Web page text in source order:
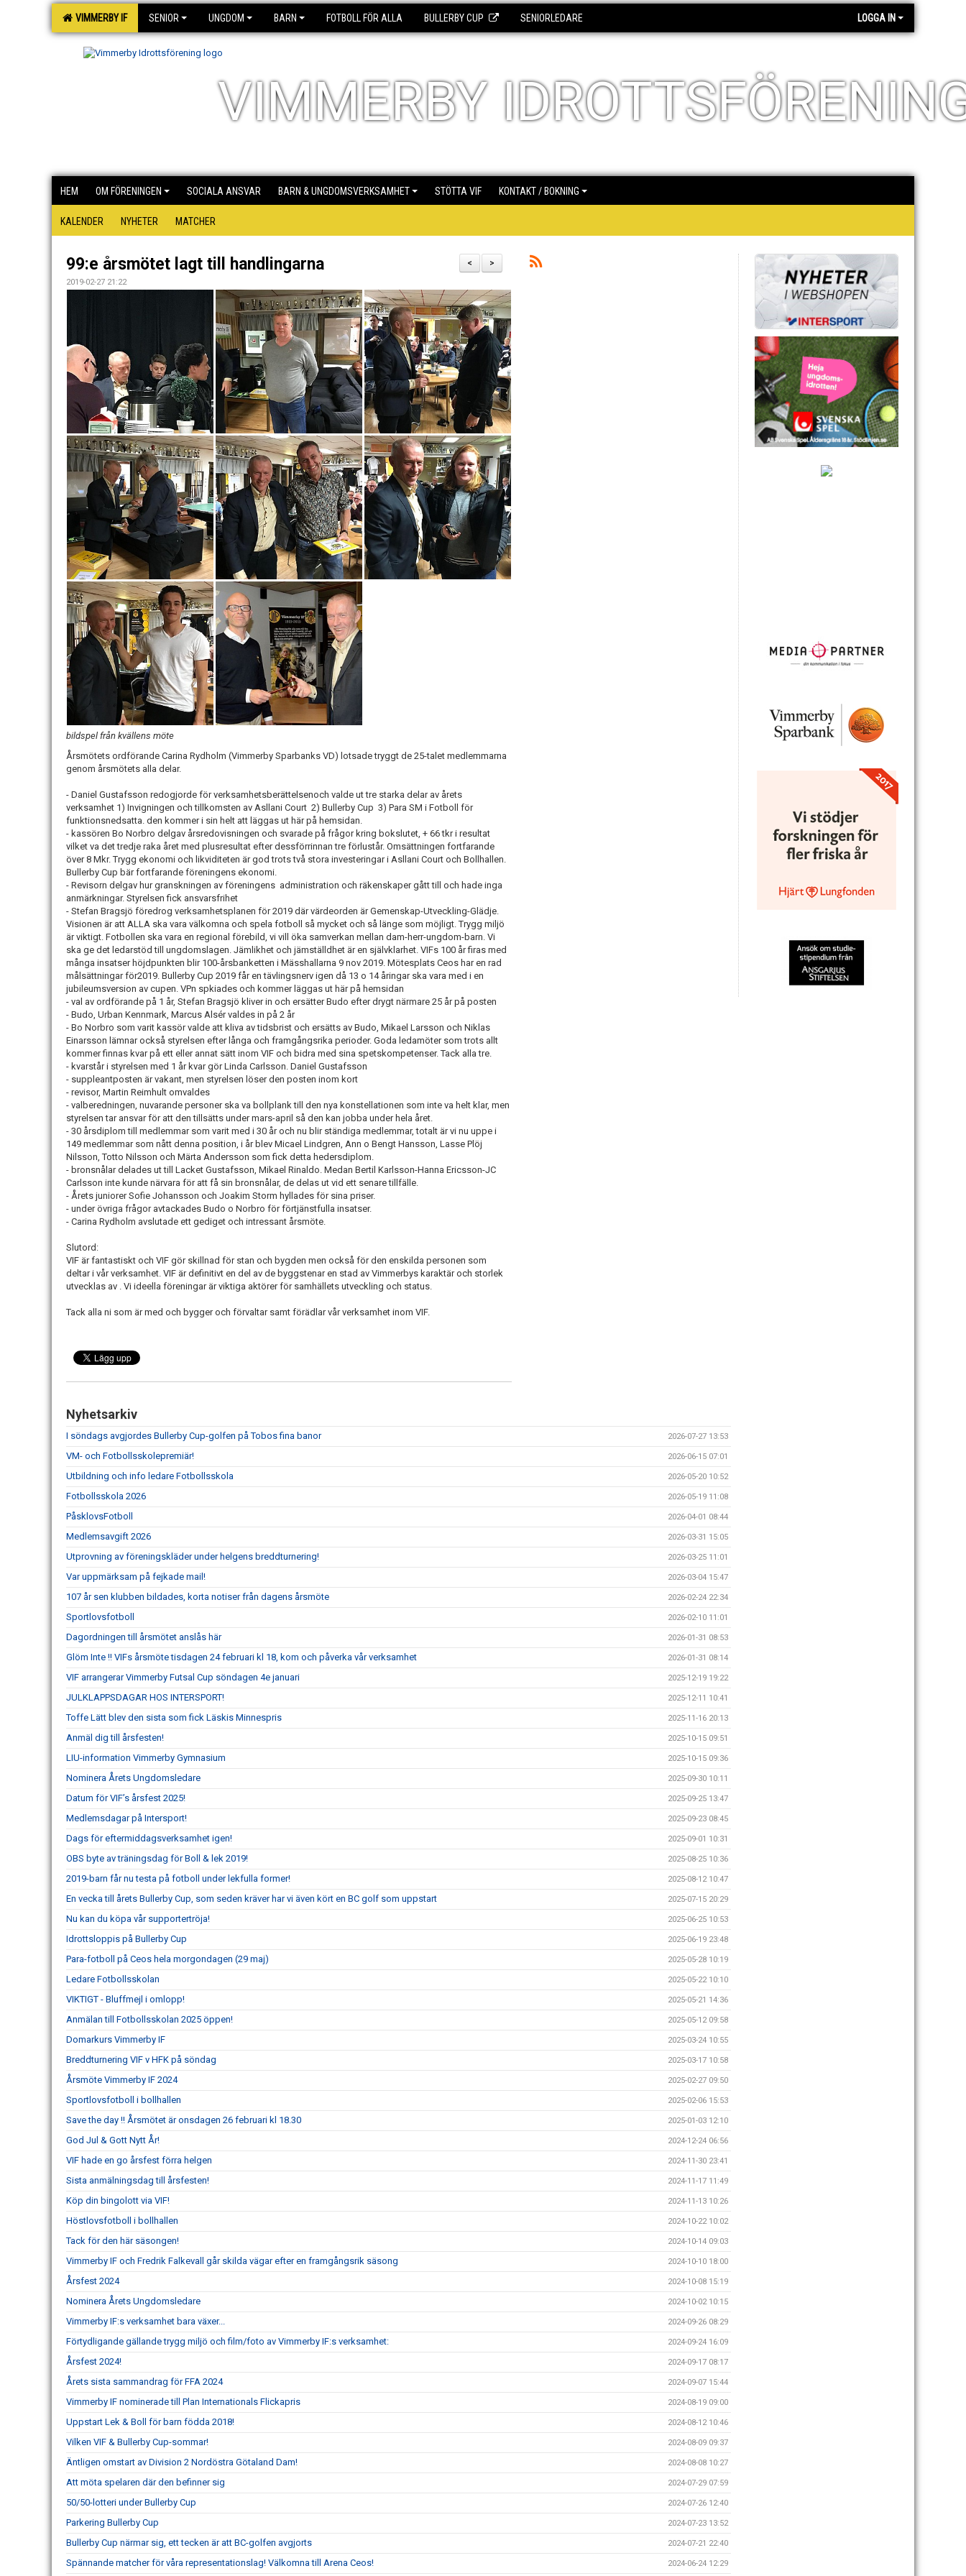
VIMMERBY IF SENIOR UNGDOM BARN FOTBOLL FÖR ALLA BULLERBY CUP SENIORLEDARE LOGGA IN
VIMMERBY
HEM OM FÖRENINGEN SOCIALA ANSVAR BARN & UNGDOMSVERKSAMHET STÖTTA VIF KONTAKT / BOKNING
KALENDER NYHETER MATCHER
>
<
99:e årsmötet lagt till handlingarna
2019-02-27 21:22
bildspel från kvällens möte
Årsmötets ordförande Carina Rydholm (Vimmerby Sparbanks VD) lotsade tryggt de 25-talet medlemmarna
genom årsmötets alla delar.
- Daniel Gustafsson redogjorde för verksamhetsberättelsenoch valde ut tre starka delar av årets
verksamhet 1) Invigningen och tillkomsten av Asllani Court 2) Bullerby Cup 3) Para SM i Fotboll för
funktionsnedsatta. den kommer i sin helt att läggas ut här på hemsidan.
- kassören Bo Norbro delgav årsredovisningen och svarade på frågor kring bokslutet, + 66 tkr i resultat
vilket va det tredje raka året med plusresultat efter dessförrinnan tre förlustår. Omsättningen fortfarande
över 8 Mkr. Trygg ekonomi och likviditeten är god trots två stora investeringar i Asllani Court och Bollhallen.
Bullerby Cup bär fortfarande föreningens ekonomi.
- Revisorn delgav hur granskningen av föreningens administration och räkenskaper gått till och hade inga
anmärkningar. Styrelsen fick ansvarsfrihet
- Stefan Bragsjö föredrog verksamhetsplanen för 2019 där värdeorden är Gemenskap-Utveckling-Glädje.
Visionen är att ALLA ska vara välkomna och spela fotboll så mycket och så länge som möjligt. Trygg miljö
är viktigt. Fotbollen ska vara en regional förebild, vi vill öka samverkan mellan dam-herr-ungdom-barn. Vi
ska ge det ledarstöd till ungdomslagen. Jämlikhet och jämställdhet är en självklarhet. VIFs 100 år firas med
många insatser höjdpunkten blir 100-årsbanketten i Mässhallarna 9 nov 2019. Mötesplats Ceos har en rad
målsättningar för2019. Bullerby Cup 2019 får en tävlingsnerv igen då 13 o 14 åringar ska vara med i en
jubileumsversion av cupen. VPn spkiades och kommer läggas ut här på hemsidan
- val av ordförande på 1 år, Stefan Bragsjö kliver in och ersätter Budo efter drygt närmare 25 år på posten
- Budo, Urban Kennmark, Marcus Alsér valdes in på 2 år
- Bo Norbro som varit kassör valde att kliva av tidsbrist och ersätts av Budo, Mikael Larsson och Niklas
Einarsson lämnar också styrelsen efter långa och framgångsrika perioder. Goda ledamöter som trots allt
kommer finnas kvar på ett eller annat sätt inom VIF och bidra med sina spetskompetenser. Tack alla tre.
- kvarstår i styrelsen med 1 år kvar gör Linda Carlsson. Daniel Gustafsson
- suppleantposten är vakant, men styrelsen löser den posten inom kort
- revisor, Martin Reimhult omvaldes
- valberedningen, nuvarande personer ska va bollplank till den nya konstellationen som inte va helt klar, men
styrelsen tar ansvar för att den tillsätts under mars-april så den kan jobba under hela året.
- 30 årsdiplom till medlemmar som varit med i 30 år och nu blir ständiga medlemmar, totalt är vi nu uppe i
149 medlemmar som nått denna position, i år blev Micael Lindgren, Ann o Bengt Hansson, Lasse Plöj
Nilsson, Totto Nilsson och Märta Andersson som fick detta hedersdiplom.
- bronsnålar delades ut till Lacket Gustafsson, Mikael Rinaldo. Medan Bertil Karlsson-Hanna Ericsson-JC
Carlsson inte kunde närvara för att få sin bronsnålar, de delas ut vid ett senare tillfälle.
- Årets juniorer Sofie Johansson och Joakim Storm hyllades för sina priser.
- under övriga frågor avtackades Budo o Norbro för förtjänstfulla insatser.
- Carina Rydholm avslutade ett gediget och intressant årsmöte.
Slutord:
VIF är fantastiskt och VIF gör skillnad för stan och bygden men också för den enskilda personen som
deltar i vår verksamhet. VIF är definitivt en del av de byggstenar en stad av Vimmerbys karaktär och storlek
utvecklas av . Vi ideella föreningar är viktiga aktörer för samhällets utveckling och status.
Tack alla ni som är med och bygger och förvaltar samt förädlar vår verksamhet inom VIF.
Nyhetsarkiv
I söndags avgjordes Bullerby Cup-golfen på Tobos fina banor 2026-07-27 13:53
VM- och Fotbollsskolepremiär! 2026-06-15 07:01
Utbildning och info ledare Fotbollsskola 2026-05-20 10:52
Fotbollsskola 2026 2026-05-19 11:08
PåsklovsFotboll 2026-04-01 08:44
Medlemsavgift 2026 2026-03-31 15:05
Utprovning av föreningskläder under helgens breddturnering! 2026-03-25 11:01
Var uppmärksam på fejkade mail! 2026-03-04 15:47
107 år sen klubben bildades, korta notiser från dagens årsmöte 2026-02-24 22:34
Sportlovsfotboll 2026-02-10 11:01
Dagordningen till årsmötet anslås här 2026-01-31 08:53
Glöm Inte !! VIFs årsmöte tisdagen 24 februari kl 18, kom och påverka vår verksamhet 2026-01-31 08:14
VIF arrangerar Vimmerby Futsal Cup söndagen 4e januari 2025-12-19 19:22
JULKLAPPSDAGAR HOS INTERSPORT! 2025-12-11 10:41
Toffe Lätt blev den sista som fick Läskis Minnespris 2025-11-16 20:13
Anmäl dig till årsfesten! 2025-10-15 09:51
LIU-information Vimmerby Gymnasium 2025-10-15 09:36
Nominera Årets Ungdomsledare 2025-09-30 10:11
Datum för VIF’s årsfest 2025! 2025-09-25 13:47
Medlemsdagar på Intersport! 2025-09-23 08:45
Dags för eftermiddagsverksamhet igen! 2025-09-01 10:31
OBS byte av träningsdag för Boll & lek 2019! 2025-08-25 10:36
2019-barn får nu testa på fotboll under lekfulla former! 2025-08-12 10:47
En vecka till årets Bullerby Cup, som seden kräver har vi även kört en BC golf som uppstart 2025-07-15 20:29
Nu kan du köpa vår supportertröja! 2025-06-25 10:53
Idrottsloppis på Bullerby Cup 2025-06-19 23:48
Para-fotboll på Ceos hela morgondagen (29 maj) 2025-05-28 10:19
Ledare Fotbollsskolan 2025-05-22 10:10
VIKTIGT - Bluffmejl i omlopp! 2025-05-21 14:36
Anmälan till Fotbollsskolan 2025 öppen! 2025-05-12 09:58
Domarkurs Vimmerby IF 2025-03-24 10:55
Breddturnering VIF v HFK på söndag 2025-03-17 10:58
Årsmöte Vimmerby IF 2024 2025-02-27 09:50
Sportlovsfotboll i bollhallen 2025-02-06 15:53
Save the day !! Årsmötet är onsdagen 26 februari kl 18.30 2025-01-03 12:10
God Jul & Gott Nytt År! 2024-12-24 06:56
VIF hade en go årsfest förra helgen 2024-11-30 23:41
Sista anmälningsdag till årsfesten! 2024-11-17 11:49
Köp din bingolott via VIF! 2024-11-13 10:26
Höstlovsfotboll i bollhallen 2024-10-22 10:02
Tack för den här säsongen! 2024-10-14 09:03
Vimmerby IF och Fredrik Falkevall går skilda vägar efter en framgångsrik säsong 2024-10-10 18:00
Årsfest 2024 2024-10-08 15:19
Nominera Årets Ungdomsledare 2024-10-02 10:15
Vimmerby IF:s verksamhet bara växer... 2024-09-26 08:29
Förtydligande gällande trygg miljö och film/foto av Vimmerby IF:s verksamhet: 2024-09-24 16:09
Årsfest 2024! 2024-09-17 08:17
Årets sista sammandrag för FFA 2024 2024-09-07 15:44
Vimmerby IF nominerade till Plan Internationals Flickapris 2024-08-19 09:00
Uppstart Lek & Boll för barn födda 2018! 2024-08-12 10:46
Vilken VIF & Bullerby Cup-sommar! 2024-08-09 09:37
Äntligen omstart av Division 2 Nordöstra Götaland Dam! 2024-08-08 10:27
Att möta spelaren där den befinner sig 2024-07-29 07:59
50/50-lotteri under Bullerby Cup 2024-07-26 12:40
Parkering Bullerby Cup 2024-07-23 13:52
Bullerby Cup närmar sig, ett tecken är att BC-golfen avgjorts 2024-07-21 22:40
Spännande matcher för våra representationslag! Välkomna till Arena Ceos! 2024-06-24 12:29